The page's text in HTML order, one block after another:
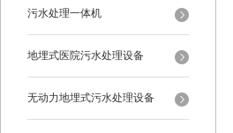
污水处理一体机
地埋式医院污水处理设备
无动力地埋式污水处理设备